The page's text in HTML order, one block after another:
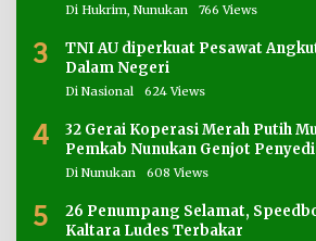
Di Hukrim, Nunukan 766 Views
3
TNI AU diperkuat Pesawat
Dalam Negeri
Di Nasional 624 Views
4
32 Gerai Koperasi Merah Putih
Pemkab Nunukan Genjot
Di Nunukan 608 Views
5
26 Penumpang Selamat,
Kaltara Ludes Terbakar